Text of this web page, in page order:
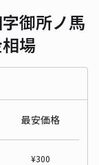
御所ノ馬
場
最安価格
¥300